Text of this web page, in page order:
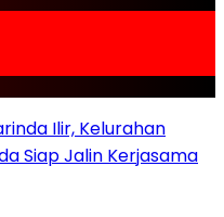
Ilir, Kelurahan
Siap Jalin Kerjasama